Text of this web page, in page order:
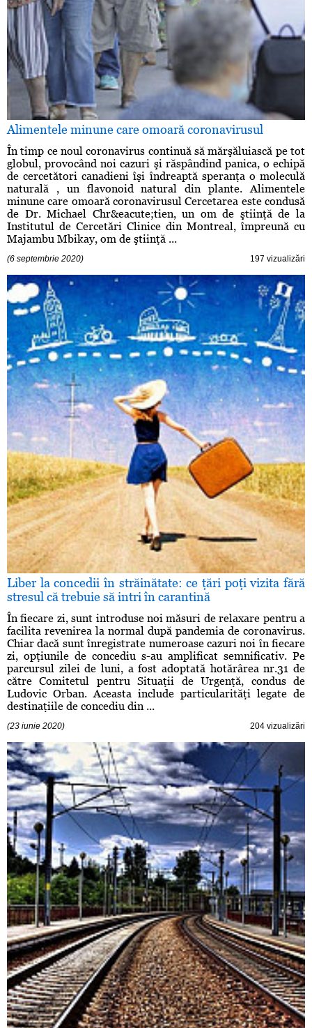
Alimentele minune care omoară coronavirusul
În timp ce noul coronavirus continuă să mărşăluiască pe tot
globul, provocând noi cazuri şi răspândind panica, o echipă
de cercetători canadieni îşi îndreaptă speranţa o moleculă
naturală , un flavonoid natural din plante. Alimentele
minune care omoară coronavirusul Cercetarea este condusă
de Dr. Michael Chr&eacute;tien, un om de ştiinţă de la
Institutul de Cercetări Clinice din Montreal, împreună cu
Majambu Mbikay, om de ştiinţă ...
(6 septembrie 2020) 197 vizualizări
Liber la concedii în străinătate: ce ţări poţi vizita fără
stresul că trebuie să intri în carantină
În fiecare zi, sunt introduse noi măsuri de relaxare pentru a
facilita revenirea la normal după pandemia de coronavirus.
Chiar dacă sunt înregistrate numeroase cazuri noi în fiecare
zi, opţiunile de concediu s-au amplificat semnificativ. Pe
parcursul zilei de luni, a fost adoptată hotărârea nr.31 de
către Comitetul pentru Situaţii de Urgenţă, condus de
Ludovic Orban. Aceasta include particularităţi legate de
destinaţiile de concediu din ...
(23 iunie 2020) 204 vizualizări